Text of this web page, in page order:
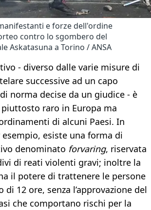
e forze dell'ordine
contro lo sgombero del
Askatasuna a Torino / ANSA
- diverso dalle varie misure di
successive ad un capo
norma decise da un giudice - è
raro in Europa ma
di alcuni Paesi. In
esempio, esiste una forma di
denominato forvaring, riservata
di reati violenti gravi; inoltre la
il potere di trattenere le persone
di 12 ore, senza l’approvazione del
che comportano rischi per la